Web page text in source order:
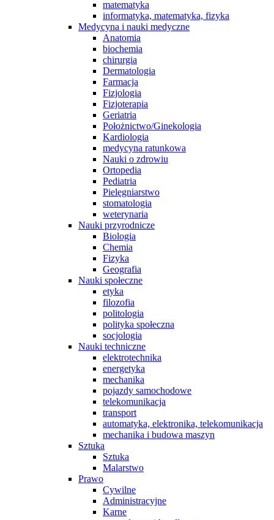
matematyka
informatyka, matematyka, fizyka
Medycyna i nauki medyczne
Anatomia
biochemia
chirurgia
Dermatologia
Farmacja
Fizjologia
Fizjoterapia
Geriatria
Położnictwo/Ginekologia
Kardiologia
medycyna ratunkowa
Nauki o zdrowiu
Ortopedia
Pediatria
Pielęgniarstwo
stomatologia
weterynaria
Nauki przyrodnicze
Biologia
Chemia
Fizyka
Geografia
Nauki społeczne
etyka
filozofia
politologia
polityka społeczna
socjologia
Nauki techniczne
elektrotechnika
energetyka
mechanika
pojazdy samochodowe
telekomunikacja
transport
automatyka, elektronika, telekomunikacja
mechanika i budowa maszyn
Sztuka
Sztuka
Malarstwo
Prawo
Cywilne
Administracyjne
Karne